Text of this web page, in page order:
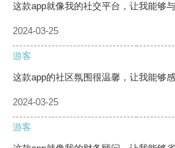
这款app就像我的社交平台，让我能够
2024-03-25
游客
这款app的社区氛围很温馨，让我能够
2024-03-25
游客